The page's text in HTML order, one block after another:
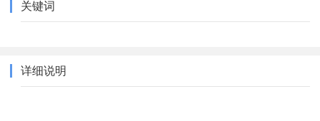
关键词
详细说明